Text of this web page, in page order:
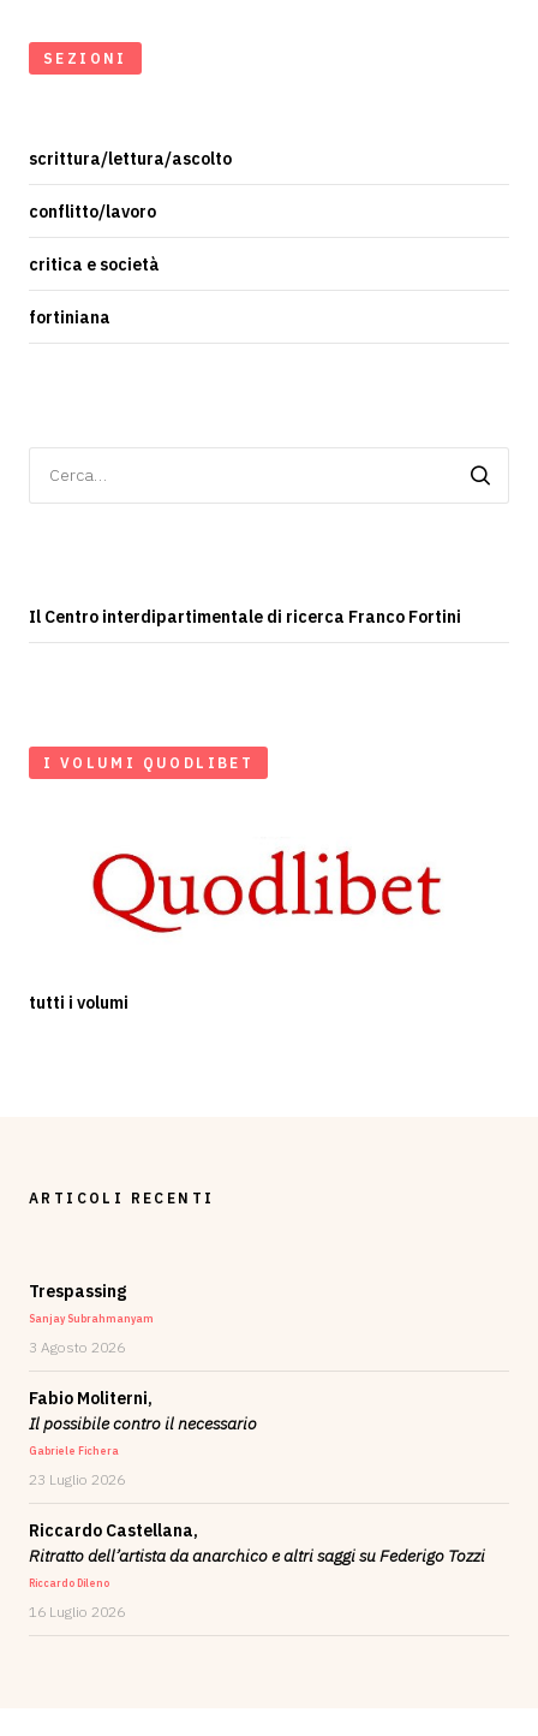
SEZIONI
scrittura/lettura/ascolto
conflitto/lavoro
critica e società
fortiniana
per:
Il Centro interdipartimentale di ricerca Franco Fortini
I VOLUMI QUODLIBET
tutti i volumi
ARTICOLI RECENTI
Trespassing
Sanjay Subrahmanyam
3 Agosto 2026
Fabio Moliterni,
Il possibile contro il necessario
Gabriele Fichera
23 Luglio 2026
Riccardo Castellana,
Ritratto dell’artista da anarchico e altri saggi su Federigo Tozzi
Riccardo Dileno
16 Luglio 2026